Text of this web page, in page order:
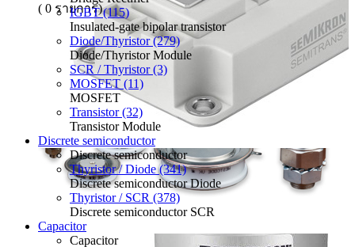
( 0 รายการ)
IGBT (115)
Insulated-gate bipolar transistor
Diode/Thyristor (279)
Diode/Thyristor Module
SCR / Thyristor (3)
MOSFET (11)
MOSFET
Transistor (32)
Transistor Module
Discrete semiconductor
Discrete semiconductor
Thyristor / Diode (341)
Discrete semiconductor Diode
Thyristor / SCR (378)
Discrete semiconductor SCR
Capacitor
Capacitor